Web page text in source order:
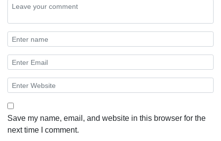
Save my name, email, and website in this browser for the
next time I comment.